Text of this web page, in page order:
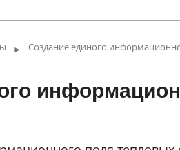
► Создание единого